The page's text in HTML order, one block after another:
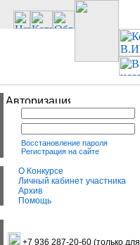
Восстановление пароля
Регистрация на сайте
О Конкурсе
Личный кабинет участника
Архив
Помощь
+7 936 287-20-60 (только для